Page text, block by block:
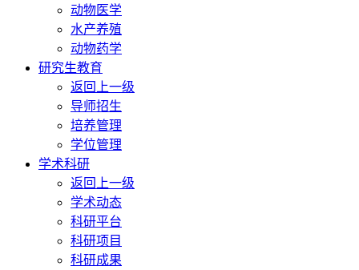
动物医学
水产养殖
动物药学
研究生教育
返回上一级
导师招生
培养管理
学位管理
学术科研
返回上一级
学术动态
科研平台
科研项目
科研成果